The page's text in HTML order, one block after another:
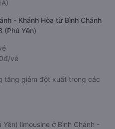
- Khánh Hòa từ Bình Chánh
(Phú Yên)
vé
tăng giảm đột xuất trong các
limousine ở Bình Chánh -